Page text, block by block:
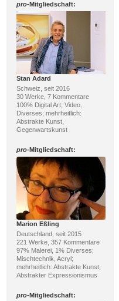
pro-Mitgliedschaft:
Stan Adard
Schweiz, seit 2016
30 Werke, 7 Kommentare
100% Digital Art; Video,
Diverses; mehrheitlich:
Abstrakte Kunst,
Gegenwartskunst
pro-Mitgliedschaft:
Marion Eßling
Deutschland, seit 2015
221 Werke, 357 Kommentare
97% Malerei, 1% Diverses;
Mischtechnik, Acryl;
mehrheitlich: Abstrakte Kunst,
Abstrakter Expressionismus
pro-Mitgliedschaft: